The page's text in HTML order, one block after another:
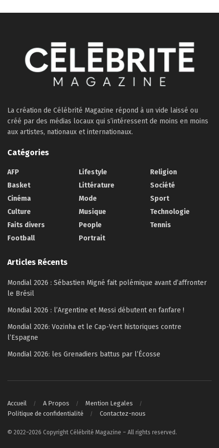
La création de Célébrité Magazine répond à un vide laissé ou
créé par des médias locaux qui s’intéressent de moins en moins
aux artistes, nationaux et internationaux.
Catégories
AFP
Basket
Cinéma
Culture
Faits divers
Football
Lifestyle
Littérature
Mode
Musique
People
Portrait
Religion
Société
Sport
Technologie
Tennis
Articles Récents
Mondial 2026 : Sébastien Migné fait polémique avant d’affronter
le Brésil
Mondial 2026 : l’Argentine et Messi débutent en fanfare !
Mondial 2026: Vozinha et le Cap-Vert historiques contre
l’Espagne
Mondial 2026: les Grenadiers battus par l’Écosse
Accueil A Propos
Mention Legales
Politique de confidentialité
Contactez-nous
© 2022–2026 Copyright Célébrité Magazine – All rights reserved.